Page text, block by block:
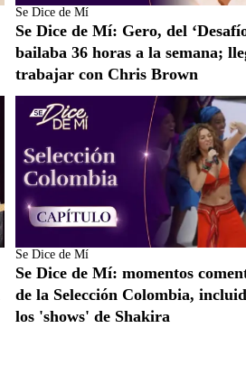
Se Dice de Mí
Se Dice de Mí: Gero, del
bailaba 36 horas a la semana;
trabajar con Chris Brown
Se Dice de Mí
Se Dice de Mí: momentos
de la Selección Colombia,
los 'shows' de Shakira